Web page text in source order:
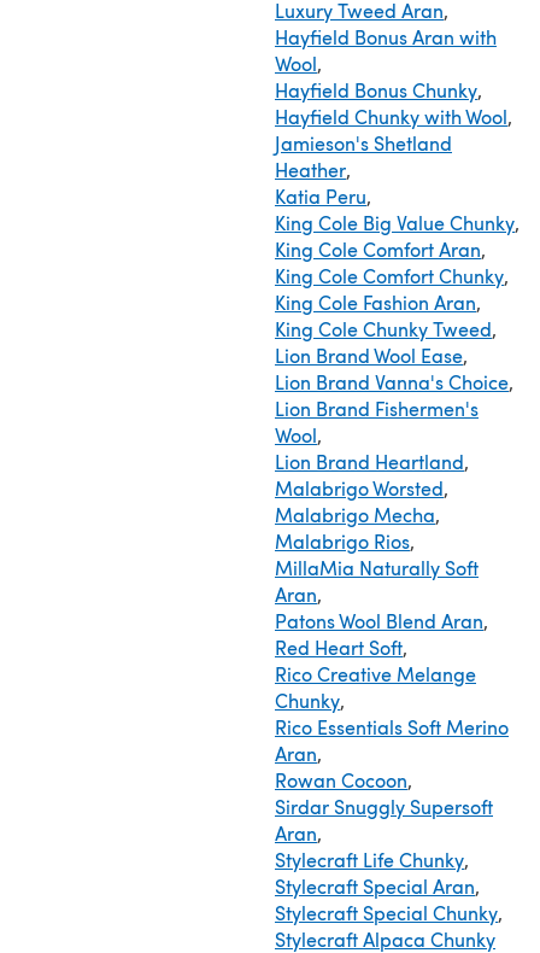
Luxury Tweed Aran,
Hayfield Bonus Aran with
Wool,
Hayfield Bonus Chunky,
Hayfield Chunky with Wool,
Jamieson's Shetland
Heather,
Katia Peru,
King Cole Big Value Chunky,
King Cole Comfort Aran,
King Cole Comfort Chunky,
King Cole Fashion Aran,
King Cole Chunky Tweed,
Lion Brand Wool Ease,
Lion Brand Vanna's Choice,
Lion Brand Fishermen's
Wool,
Lion Brand Heartland,
Malabrigo Worsted,
Malabrigo Mecha,
Malabrigo Rios,
MillaMia Naturally Soft
Aran,
Patons Wool Blend Aran,
Red Heart Soft,
Rico Creative Melange
Chunky,
Rico Essentials Soft Merino
Aran,
Rowan Cocoon,
Sirdar Snuggly Supersoft
Aran,
Stylecraft Life Chunky,
Stylecraft Special Aran,
Stylecraft Special Chunky,
Stylecraft Alpaca Chunky